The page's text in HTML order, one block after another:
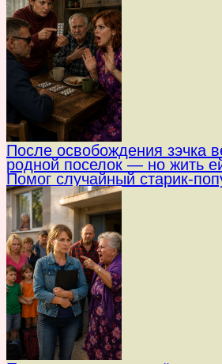
После освобождения зэчка
родной поселок — но жить
Помог случайный старик-